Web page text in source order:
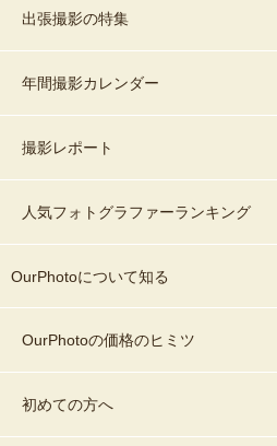
出張撮影の特集
年間撮影カレンダー
撮影レポート
人気フォトグラファーランキング
OurPhotoについて知る
OurPhotoの価格のヒミツ
初めての方へ